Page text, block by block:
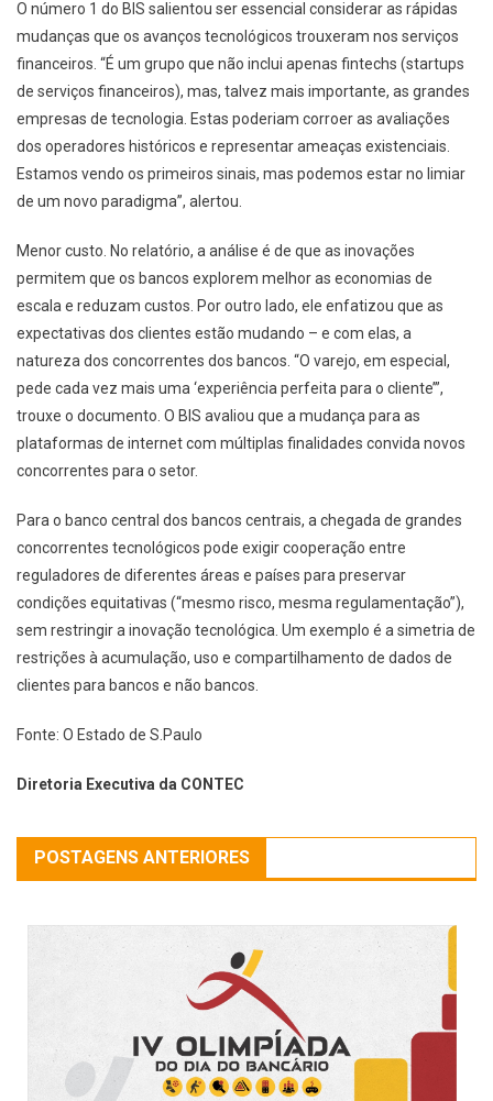
O número 1 do BIS salientou ser essencial considerar as rápidas
mudanças que os avanços tecnológicos trouxeram nos serviços
financeiros. “É um grupo que não inclui apenas fintechs (startups
de serviços financeiros), mas, talvez mais importante, as grandes
empresas de tecnologia. Estas poderiam corroer as avaliações
dos operadores históricos e representar ameaças existenciais.
Estamos vendo os primeiros sinais, mas podemos estar no limiar
de um novo paradigma”, alertou.
Menor custo. No relatório, a análise é de que as inovações
permitem que os bancos explorem melhor as economias de
escala e reduzam custos. Por outro lado, ele enfatizou que as
expectativas dos clientes estão mudando – e com elas, a
natureza dos concorrentes dos bancos. “O varejo, em especial,
pede cada vez mais uma ‘experiência perfeita para o cliente’”,
trouxe o documento. O BIS avaliou que a mudança para as
plataformas de internet com múltiplas finalidades convida novos
concorrentes para o setor.
Para o banco central dos bancos centrais, a chegada de grandes
concorrentes tecnológicos pode exigir cooperação entre
reguladores de diferentes áreas e países para preservar
condições equitativas (“mesmo risco, mesma regulamentação”),
sem restringir a inovação tecnológica. Um exemplo é a simetria de
restrições à acumulação, uso e compartilhamento de dados de
clientes para bancos e não bancos.
Fonte: O Estado de S.Paulo
Diretoria Executiva da CONTEC
POSTAGENS ANTERIORES